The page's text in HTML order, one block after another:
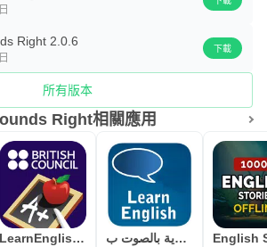
Right 2.0.6
下載
所有版本
Right相關應用
LearnEnglish 英語文法 تعلم اللغة الانجليزية بالصوت ب